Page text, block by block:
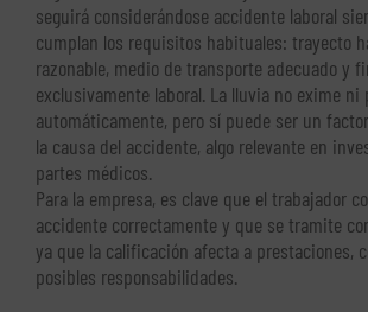
seguirá considerándose accidente laboral
cumplan los requisitos habituales: trayecto
razonable, medio de transporte adecuado y
exclusivamente laboral. La lluvia no exime ni
automáticamente, pero sí puede ser un
la causa del accidente, algo relevante en
partes médicos.
Para la empresa, es clave que el trabajador
accidente correctamente y que se tramite
ya que la calificación afecta a prestaciones,
posibles responsabilidades.